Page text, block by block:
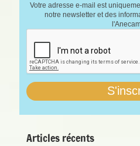
Votre adresse e-mail est
notre newsletter et des
Articles récents